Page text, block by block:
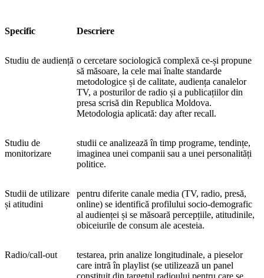
Specific Descriere
Studiu de audiență o cercetare sociologică complexă ce-și propune
să măsoare, la cele mai înalte standarde
metodologice și de calitate, audiența canalelor
TV, a posturilor de radio și a publicațiilor din
presa scrisă din Republica Moldova.
Metodologia aplicată: day after recall.
Studiu de
monitorizare
studii ce analizează în timp programe, tendințe,
imaginea unei companii sau a unei personalități
politice.
Studii de utilizare
și atitudini
pentru diferite canale media (TV, radio, presă,
online) se identifică profilului socio-demografic
al audienței și se măsoară percepțiile, atitudinile,
obiceiurile de consum ale acesteia.
Radio/call-out
testarea, prin analize longitudinale, a pieselor
care intră în playlist (se utilizează un panel
constituit din targetul radioului pentru care se